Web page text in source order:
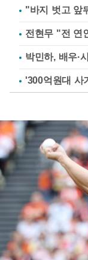
"바지 벗고 앞
전현무 "전 연
박민하, 배우·
'300억원대 사